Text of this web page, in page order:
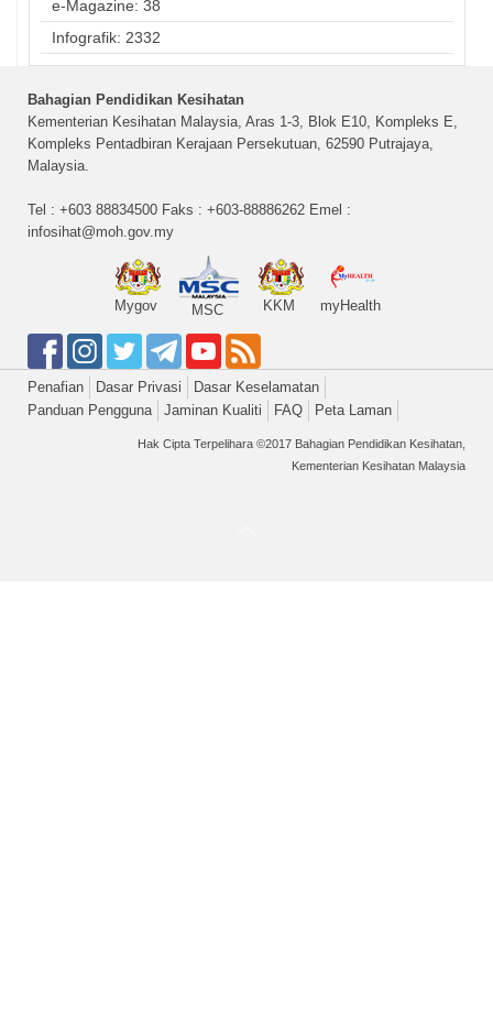
e-Magazine: 38
Infografik: 2332
Bahagian Pendidikan Kesihatan
Kementerian Kesihatan Malaysia, Aras 1-3, Blok E10, Kompleks E,
Kompleks Pentadbiran Kerajaan Persekutuan, 62590 Putrajaya,
Malaysia.
Tel : +603 88834500 Faks : +603-88886262 Emel :
infosihat@moh.gov.my
Mygov MSC KKM myHealth
Penafian Dasar Privasi
Dasar Keselamatan
Panduan Pengguna
Jaminan Kualiti FAQ Peta Laman
Hak Cipta Terpelihara ©2017 Bahagian Pendidikan Kesihatan,
Kementerian Kesihatan Malaysia